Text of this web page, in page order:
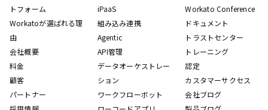
トフォーム
Workatoが選ばれる理
由
会社概要
料金
顧客
パートナー
iPaaS
組み込み連携
Agentic
API管理
データオーケストレー
ション
ワークフローボット
Workato Conference
ドキュメント
トラストセンター
トレーニング
認定
カスタマーサクセス
会社ブログ